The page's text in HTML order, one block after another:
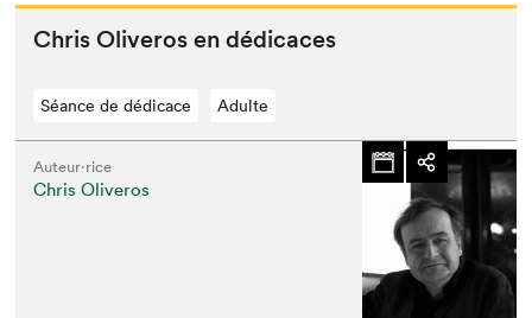
Chris Oliv­eros en dédicaces
Séance de dédicace Adulte
Auteur·rice
Chris Oliveros